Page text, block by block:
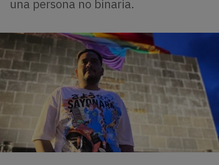
una persona no binaria.